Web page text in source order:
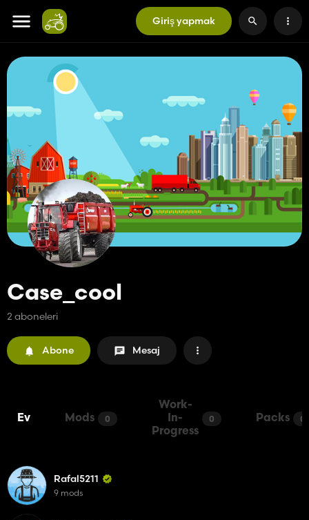
Giriş yapmak
Case_cool
2 aboneleri
Abone Mesaj
Ev Mods 0
Work-
In-
Progress
0 Packs 0
Rafal5211
9 mods